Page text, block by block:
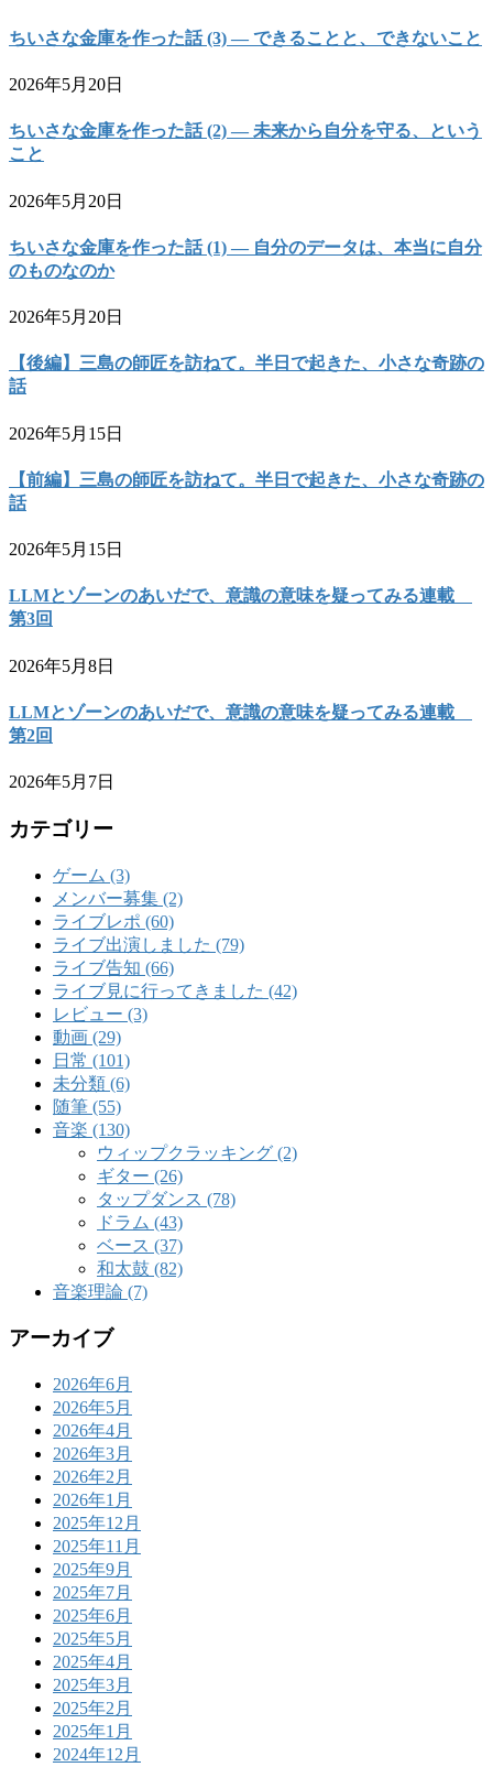
ちいさな金庫を作った話 (3) — できることと、できないこと
2026年5月20日
ちいさな金庫を作った話 (2) — 未来から自分を守る、という
こと
2026年5月20日
ちいさな金庫を作った話 (1) — 自分のデータは、本当に自分
のものなのか
2026年5月20日
【後編】三島の師匠を訪ねて。半日で起きた、小さな奇跡の
話
2026年5月15日
【前編】三島の師匠を訪ねて。半日で起きた、小さな奇跡の
話
2026年5月15日
LLMとゾーンのあいだで、意識の意味を疑ってみる連載
第3回
2026年5月8日
LLMとゾーンのあいだで、意識の意味を疑ってみる連載
第2回
2026年5月7日
カテゴリー
ゲーム (3)
メンバー募集 (2)
ライブレポ (60)
ライブ出演しました (79)
ライブ告知 (66)
ライブ見に行ってきました (42)
レビュー (3)
動画 (29)
日常 (101)
未分類 (6)
随筆 (55)
音楽 (130)
ウィップクラッキング (2)
ギター (26)
タップダンス (78)
ドラム (43)
ベース (37)
和太鼓 (82)
音楽理論 (7)
アーカイブ
2026年6月
2026年5月
2026年4月
2026年3月
2026年2月
2026年1月
2025年12月
2025年11月
2025年9月
2025年7月
2025年6月
2025年5月
2025年4月
2025年3月
2025年2月
2025年1月
2024年12月